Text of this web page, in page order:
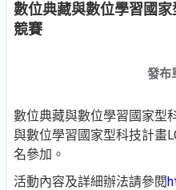
數位典藏與數位學習國
競賽
發布
數位典藏與數位學習國家型
與數位學習國家型科技計畫
名參加。
活動內容及詳細辦法請參閱